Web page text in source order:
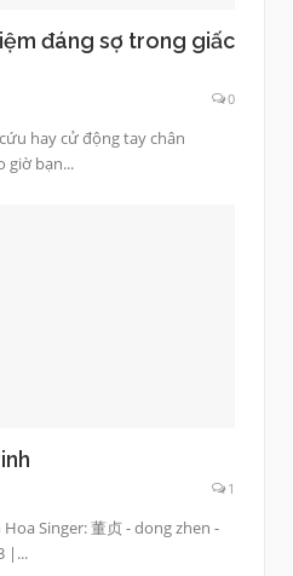
đáng sợ trong giấc
0
hay cử động tay chân
giờ bạn...
1
Singer: 董贞 - dong zhen -
|...